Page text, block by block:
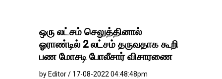
ஒரு லட்சம் செலுத்தினால்
ஓராண்டில் 2 லட்சம் தருவதாக கூறி
பண மோசடி போலீசார் விசாரணை
by Editor / 17-08-2022 04:48:48pm